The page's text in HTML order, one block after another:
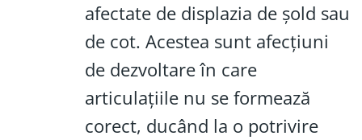
afectate de displazia de șold sau
de cot. Acestea sunt afecțiuni
de dezvoltare în care
articulațiile nu se formează
corect, ducând la o potrivire